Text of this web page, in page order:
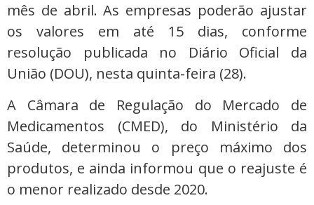
mês de abril. As empresas poderão ajustar
os valores em até 15 dias, conforme
resolução publicada no Diário Oficial da
União (DOU), nesta quinta-feira (28).
A Câmara de Regulação do Mercado de
Medicamentos (CMED), do Ministério da
Saúde, determinou o preço máximo dos
produtos, e ainda informou que o reajuste é
o menor realizado desde 2020.